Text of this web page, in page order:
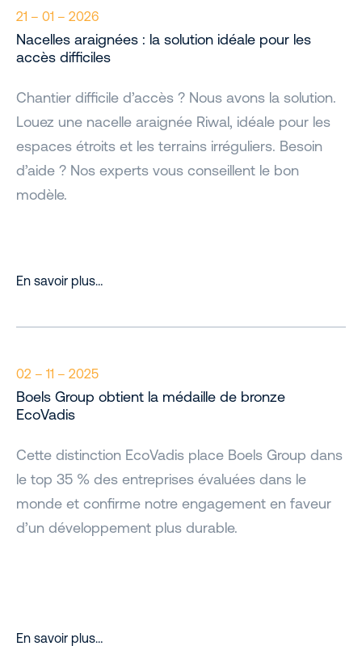
21 – 01 – 2026
Nacelles araignées : la solution idéale pour les
accès difficiles
Chantier difficile d’accès ? Nous avons la solution.
Louez une nacelle araignée Riwal, idéale pour les
espaces étroits et les terrains irréguliers. Besoin
d’aide ? Nos experts vous conseillent le bon
modèle.
En savoir plus…
02 – 11 – 2025
Boels Group obtient la médaille de bronze
EcoVadis
Cette distinction EcoVadis place Boels Group dans
le top 35 % des entreprises évaluées dans le
monde et confirme notre engagement en faveur
d’un développement plus durable.
En savoir plus…